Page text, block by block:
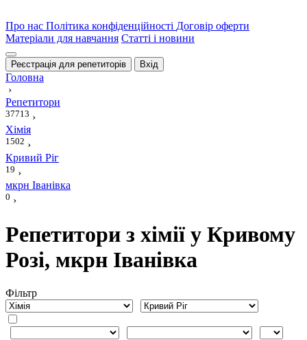
Про нас Політика конфіденційності Договір оферти
Матеріали для навчання Статті і новини
Реєстрація для репетиторів Вхід
Головна
›
Репетитори
37713 ›
Хімія
1502 ›
Кривий Ріг
19 ›
мкрн Іванівка
0 ›
Репетитори з хімії у Кривому
Розі, мкрн Іванівка
Фiльтр